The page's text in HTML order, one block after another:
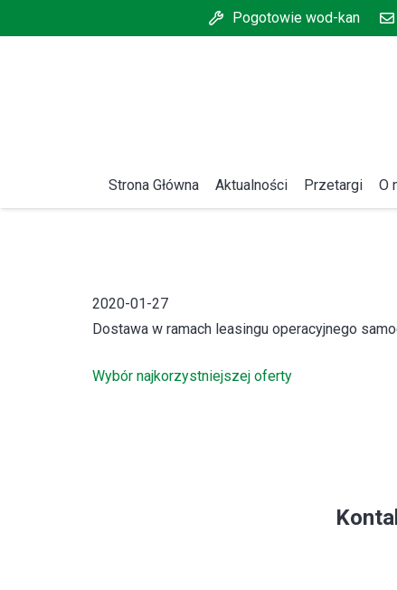
Pogotowie wod-kan
Strona Główna Aktualności Przetargi O
2020-01-27
Dostawa w ramach leasingu operacyjnego
Wybór najkorzystniejszej oferty